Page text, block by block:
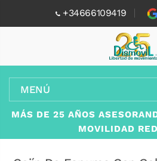
+34666109419
MENÚ
MÁS DE 25 AÑOS
MOVILIDAD